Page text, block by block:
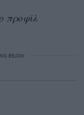
προφίλ
BELOW